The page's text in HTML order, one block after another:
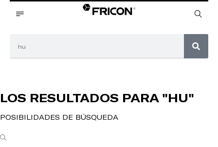
LOS RESULTADOS PARA "HU"
POSIBILIDADES DE BÚSQUEDA